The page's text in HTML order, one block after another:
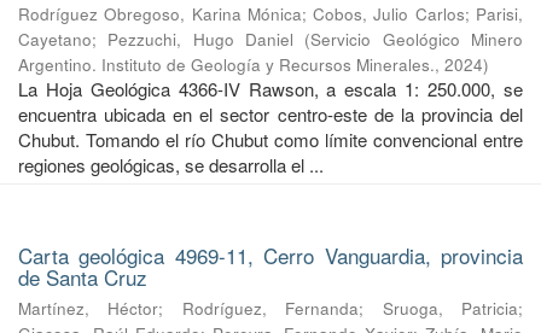
Rodríguez Obregoso, Karina Mónica;Cobos, Julio Carlos; Parisi,
Cayetano; Pezzuchi, Hugo Daniel (Servicio Geológico Minero
Argentino. Instituto de Geología y Recursos Minerales., 2024)
La Hoja Geológica 4366-IV Rawson, a escala 1: 250.000, se
encuentra ubicada en el sector centro-este de la provincia del
Chubut. Tomando el río Chubut como límite convencional entre
regiones geológicas, se desarrolla el ...
Carta geológica 4969-11, Cerro Vanguardia, provincia
de Santa Cruz
Martínez, Héctor; Rodríguez, Fernanda; Sruoga, Patricia;